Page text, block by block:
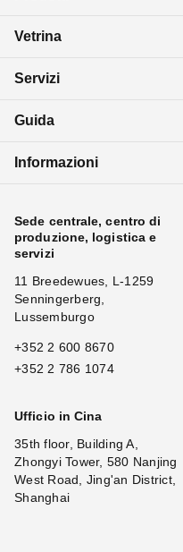
Vetrina
Servizi
Guida
Informazioni
Sede centrale, centro di
produzione, logistica e
servizi
11 Breedewues, L-1259
Senningerberg,
Lussemburgo
+352 2 600 8670
+352 2 786 1074
Ufficio in Cina
35th floor, Building A,
Zhongyi Tower, 580 Nanjing
West Road, Jing'an District,
Shanghai